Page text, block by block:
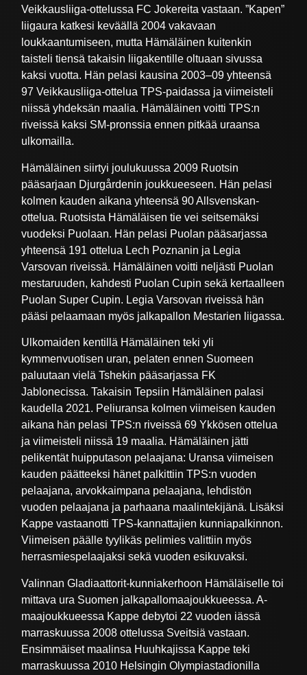
Veikkausliiga-ottelussa FC Jokereita vastaan. ”Kapen”
liigaura katkesi keväällä 2004 vakavaan
loukkaantumiseen, mutta Hämäläinen kuitenkin
taisteli tiensä takaisin liigakentille oltuaan sivussa
kaksi vuotta. Hän pelasi kausina 2003–09 yhteensä
97 Veikkausliiga-ottelua TPS-paidassa ja viimeisteli
niissä yhdeksän maalia. Hämäläinen voitti TPS:n
riveissä kaksi SM-pronssia ennen pitkää uraansa
ulkomailla.
Hämäläinen siirtyi joulukuussa 2009 Ruotsin
pääsarjaan Djurgårdenin joukkueeseen. Hän pelasi
kolmen kauden aikana yhteensä 90 Allsvenskan-
ottelua. Ruotsista Hämäläisen tie vei seitsemäksi
vuodeksi Puolaan. Hän pelasi Puolan pääsarjassa
yhteensä 191 ottelua Lech Poznanin ja Legia
Varsovan riveissä. Hämäläinen voitti neljästi Puolan
mestaruuden, kahdesti Puolan Cupin sekä kertaalleen
Puolan Super Cupin. Legia Varsovan riveissä hän
pääsi pelaamaan myös jalkapallon Mestarien liigassa.
Ulkomaiden kentillä Hämäläinen teki yli
kymmenvuotisen uran, pelaten ennen Suomeen
paluutaan vielä Tshekin pääsarjassa FK
Jablonecissa. Takaisin Tepsiin Hämäläinen palasi
kaudella 2021. Peliuransa kolmen viimeisen kauden
aikana hän pelasi TPS:n riveissä 69 Ykkösen ottelua
ja viimeisteli niissä 19 maalia. Hämäläinen jätti
pelikentät huipputason pelaajana: Uransa viimeisen
kauden päätteeksi hänet palkittiin TPS:n vuoden
pelaajana, arvokkaimpana pelaajana, lehdistön
vuoden pelaajana ja parhaana maalintekijänä. Lisäksi
Kappe vastaanotti TPS-kannattajien kunniapalkinnon.
Viimeisen päälle tyylikäs pelimies valittiin myös
herrasmiespelaajaksi sekä vuoden esikuvaksi.
Valinnan Gladiaattorit-kunniakerhoon Hämäläiselle toi
mittava ura Suomen jalkapallomaajoukkueessa. A-
maajoukkueessa Kappe debytoi 22 vuoden iässä
marraskuussa 2008 ottelussa Sveitsiä vastaan.
Ensimmäiset maalinsa Huuhkajissa Kappe teki
marraskuussa 2010 Helsingin Olympiastadionilla